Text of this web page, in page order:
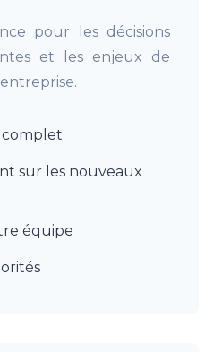
pour les décisions
et les enjeux de
sur les nouveaux
équipe